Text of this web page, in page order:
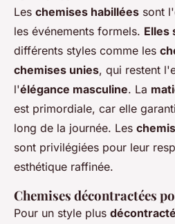
Les chemises habillées sont
les événements formels. Elles
différents styles comme les
chemises unies, qui restent
l'élégance masculine. La
est primordiale, car elle
long de la journée. Les
sont privilégiées pour leur
esthétique raffinée.
Chemises décontractées
Pour un style plus décontracté